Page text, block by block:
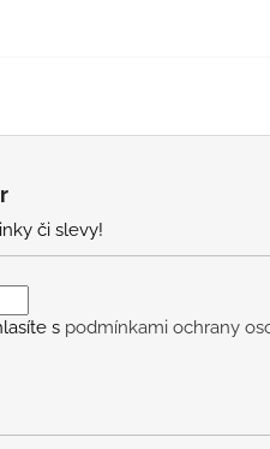
či slevy!
s podmínkami ochrany